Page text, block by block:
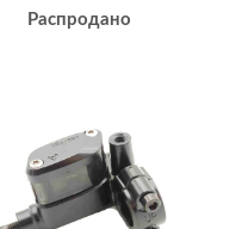
Распродано